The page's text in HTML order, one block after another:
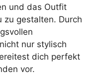
und das Outfit
zu gestalten. Durch
nur stylisch
dich perfekt
vor.